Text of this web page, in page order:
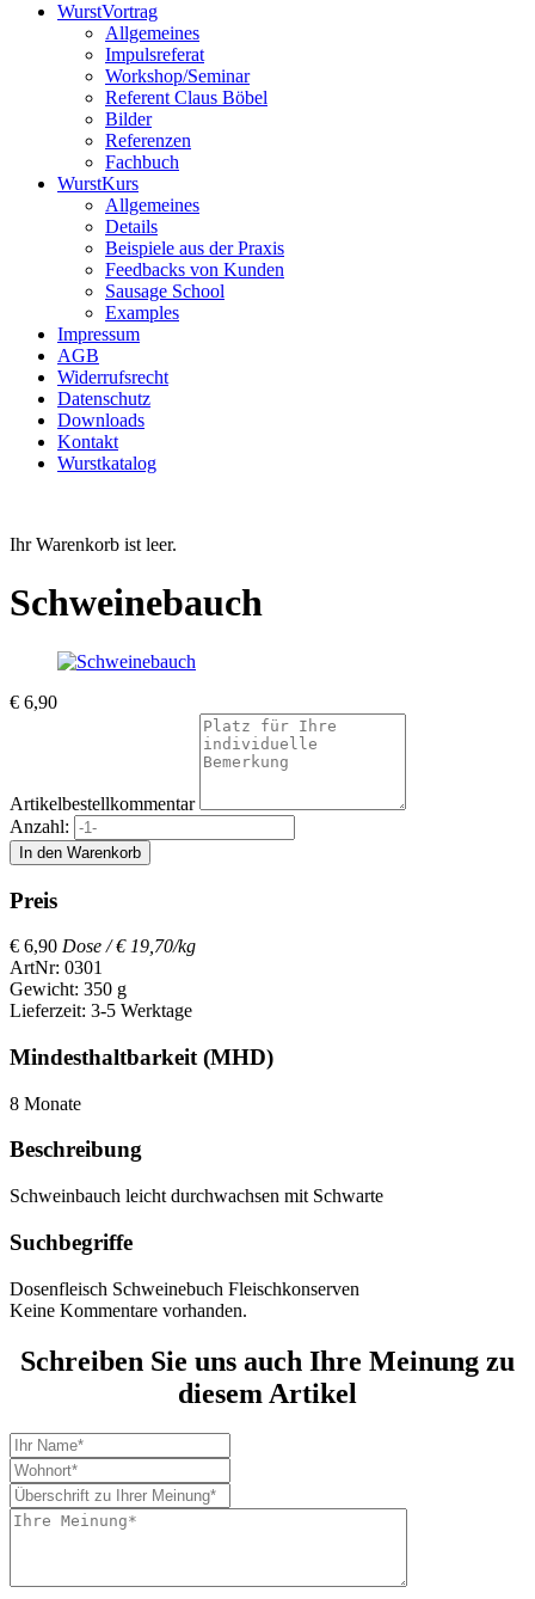
WurstVortrag
Allgemeines
Impulsreferat
Workshop/Seminar
Referent Claus Böbel
Bilder
Referenzen
Fachbuch
WurstKurs
Allgemeines
Details
Beispiele aus der Praxis
Feedbacks von Kunden
Sausage School
Examples
Impressum
AGB
Widerrufsrecht
Datenschutz
Downloads
Kontakt
Wurstkatalog
Ihr Warenkorb ist leer.
Schweinebauch
€ 6,90
Artikelbestellkommentar
Anzahl:
Preis
€ 6,90 Dose /€ 19,70/kg
ArtNr: 0301
Gewicht: 350 g
Lieferzeit: 3-5 Werktage
Mindesthaltbarkeit (MHD)
8 Monate
Beschreibung
Schweinbauch leicht durchwachsen mit Schwarte
Suchbegriffe
Dosenfleisch Schweinebuch Fleischkonserven
Keine Kommentare vorhanden.
Schreiben Sie uns auch Ihre Meinung zu
diesem Artikel